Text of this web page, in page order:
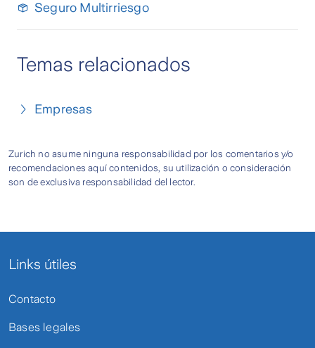
Seguro Multirriesgo
Temas relacionados
Empresas
Zurich no asume ninguna responsabilidad por los comentarios y/o
recomendaciones aquí contenidos, su utilización o consideración
son de exclusiva responsabilidad del lector.
Links útiles
Contacto
Bases legales